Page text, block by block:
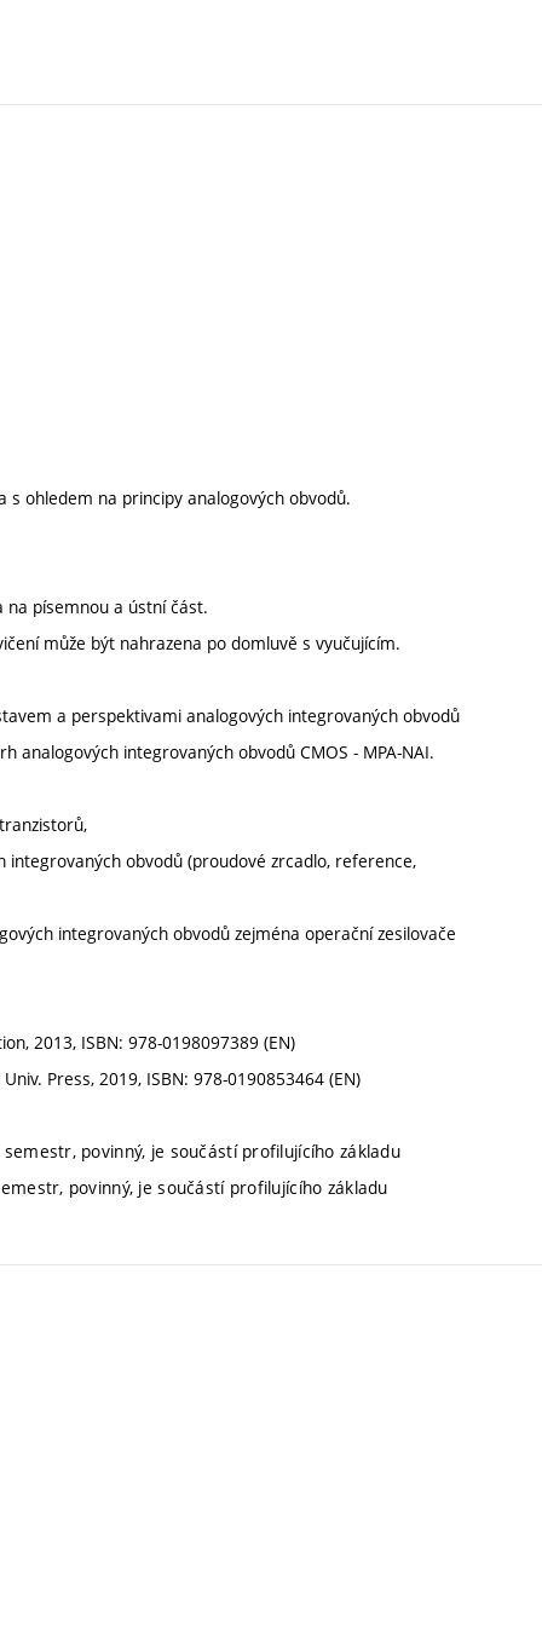
s ohledem na principy analogových obvodů.
na písemnou a ústní část.
může být nahrazena po domluvě s vyučujícím.
a perspektivami analogových integrovaných obvodů
integrovaných obvodů CMOS - MPA-NAI.
obvodů (proudové zrcadlo, reference,
integrovaných obvodů zejména operační zesilovače
2013, ISBN: 978-0198097389 (EN)
Press, 2019, ISBN: 978-0190853464 (EN)
povinný, je součástí profilujícího základu
povinný, je součástí profilujícího základu